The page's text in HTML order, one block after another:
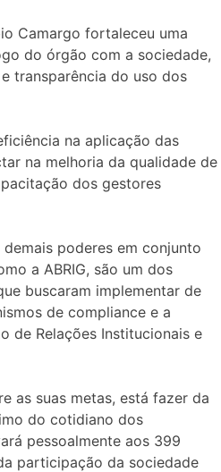
Camargo fortaleceu uma
do órgão com a sociedade,
transparência do uso dos
na aplicação das
na melhoria da qualidade de
dos gestores
poderes em conjunto
a ABRIG, são um dos
buscaram implementar de
de compliance e a
de Relações Institucionais e
as suas metas, está fazer da
do cotidiano dos
pessoalmente aos 399
participação da sociedade